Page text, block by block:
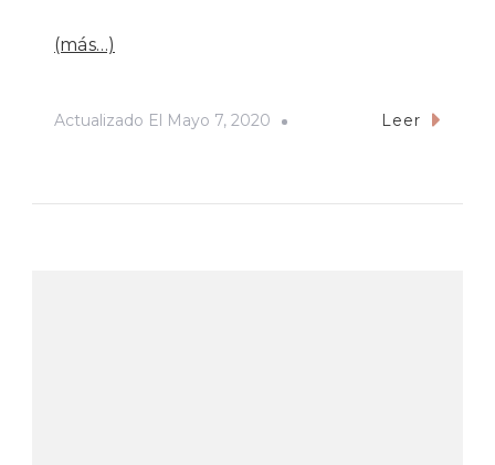
(más…)
Actualizado El Mayo 7, 2020 Leer